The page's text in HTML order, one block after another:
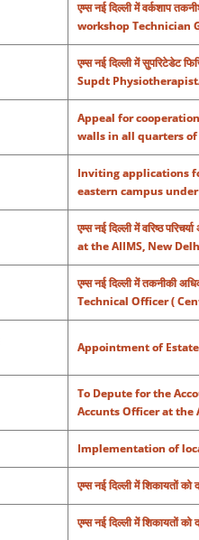
एम्स नई दिल्ली में वर्कशाप
workshop Technician
एम्स नई दिल्ली में सुपरिटेडेट
Supdt
Appeal for
walls in all quarters of
Inviting applications
eastern campus
एम्स नई दिल्ली में वरिष्ठ
at the AIIMS, New
एम्स नई दिल्ली में तकनीकी
Technical Officer (
Appointment of
To Depute for the
Accunts Officer at the
Implementation of
एम्स नई दिल्ली में शिकायतों
एम्स नई दिल्ली में शिकायतों